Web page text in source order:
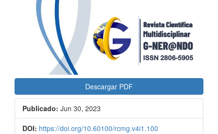
Descargar PDF
Publicado: Jun 30, 2023
DOI: https://doi.org/10.60100/rcmg.v4i1.100